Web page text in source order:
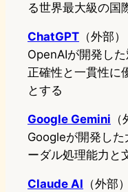
る世界最大級の国
ChatGPT （外部）
OpenAIが開発し
正確性と一貫性に
とする
Google Gemini
Googleが開発し
ーダル処理能力と
Claude AI （外部）